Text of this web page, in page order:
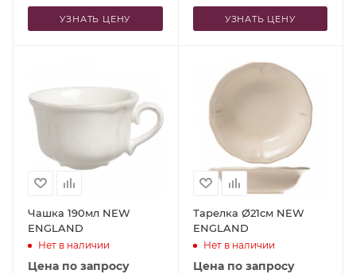
УЗНАТЬ ЦЕНУ УЗНАТЬ ЦЕНУ
Чашка 190мл NEW
ENGLAND
Нет в наличии
Цена по запросу
Тарелка Ø21см NEW
ENGLAND
Нет в наличии
Цена по запросу